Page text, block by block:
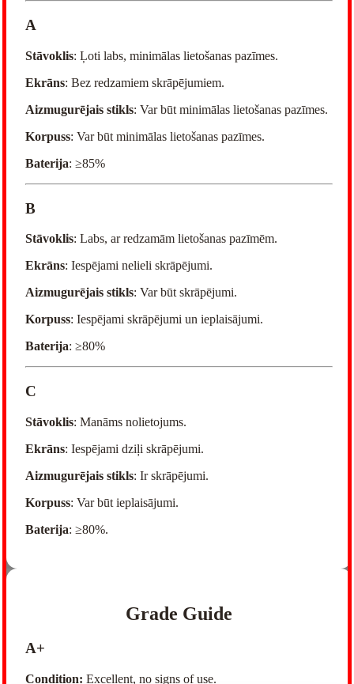
A
Stāvoklis: Ļoti labs, minimālas lietošanas pazīmes.
Ekrāns: Bez redzamiem skrāpējumiem.
Aizmugurējais stikls: Var būt minimālas lietošanas pazīmes.
Korpuss: Var būt minimālas lietošanas pazīmes.
Baterija: ≥85%
B
Stāvoklis: Labs, ar redzamām lietošanas pazīmēm.
Ekrāns: Iespējami nelieli skrāpējumi.
Aizmugurējais stikls: Var būt skrāpējumi.
Korpuss: Iespējami skrāpējumi un ieplaisājumi.
Baterija: ≥80%
C
Stāvoklis: Manāms nolietojums.
Ekrāns: Iespējami dziļi skrāpējumi.
Aizmugurējais stikls: Ir skrāpējumi.
Korpuss: Var būt ieplaisājumi.
Baterija: ≥80%.
Grade Guide
A+
Condition: Excellent, no signs of use.